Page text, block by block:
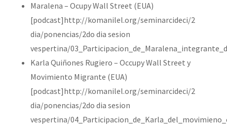
Maralena – Ocupy Wall Street (EUA)
[podcast]http://komanilel.org/seminarcideci/2
dia/ponencias/2do dia sesion
vespertina/
Karla Quiñones Rugiero – Occupy Wall Street y
Movimiento Migrante (EUA)
[podcast]http://komanilel.org/seminarcideci/2
dia/ponencias/2do dia sesion
vespertina/